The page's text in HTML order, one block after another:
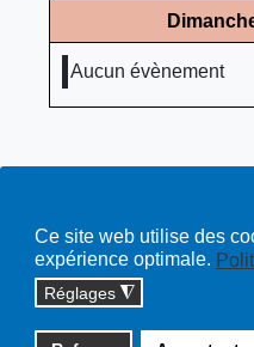
Ce site web utilise des
expérience optimale.
Réglages ◮
Aucun évènement
Copyright © 2026